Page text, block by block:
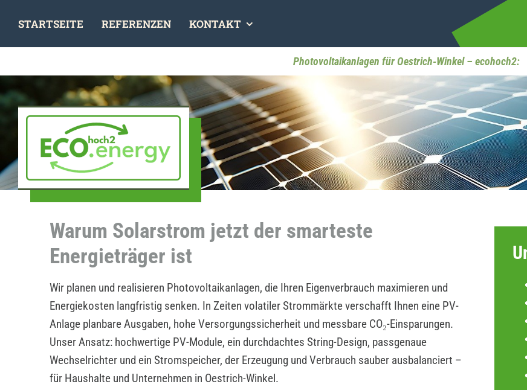
content
STARTSEITE REFERENZEN KONTAKT
Photovoltaikanlagen für Oestrich-Winkel – ecohoch2:
Warum Solarstrom jetzt der smarteste
Energieträger ist
Wir planen und realisieren Photovoltaikanlagen, die Ihren Eigenverbrauch maximieren und
Energiekosten langfristig senken. In Zeiten volatiler Strommärkte verschafft Ihnen eine PV-
Anlage planbare Ausgaben, hohe Versorgungssicherheit und messbare CO₂-Einsparungen.
Unser Ansatz: hochwertige PV-Module, ein durchdachtes String-Design, passgenaue
Wechselrichter und ein Stromspeicher, der Erzeugung und Verbrauch sauber ausbalanciert –
für Haushalte und Unternehmen in Oestrich-Winkel.